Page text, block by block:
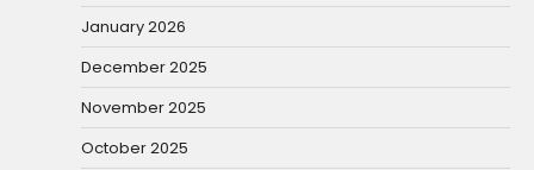
January 2026
December 2025
November 2025
October 2025